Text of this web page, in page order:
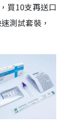
買10支再送口
測試套裝，